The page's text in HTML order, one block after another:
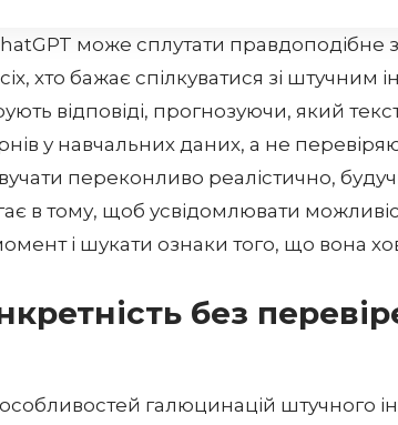
може сплутати правдоподібне
хто бажає спілкуватися зі штучним
відповіді, прогнозуючи, який
у навчальних даних, а не
переконливо реалістично,
в тому, щоб усвідомлювати
і шукати ознаки того, що вона
без
галюцинацій штучного